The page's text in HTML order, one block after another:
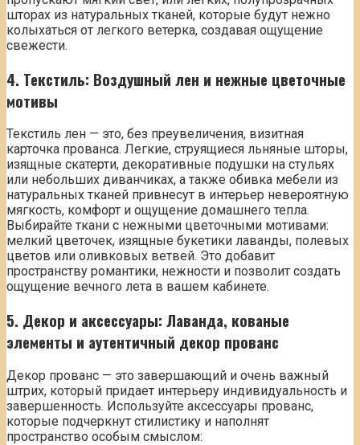
шторах из натуральных тканей, которые будут нежно
колыхаться от легкого ветерка, создавая ощущение
свежести.
4. Текстиль: Воздушный лен и нежные цветочные
мотивы
Текстиль лен — это, без преувеличения, визитная
карточка прованса. Легкие, струящиеся льняные шторы,
изящные скатерти, декоративные подушки на стульях
или небольших диванчиках, а также обивка мебели из
натуральных тканей привнесут в интерьер невероятную
мягкость, комфорт и ощущение домашнего тепла.
Выбирайте ткани с нежными цветочными мотивами:
мелкий цветочек, изящные букетики лаванды, полевых
цветов или оливковых ветвей. Это добавит
пространству романтики, нежности и позволит создать
ощущение вечного лета в вашем кабинете.
5. Декор и аксессуары: Лаванда, кованые
элементы и аутентичный декор прованс
Декор прованс — это завершающий и очень важный
штрих, который придает интерьеру индивидуальность и
завершенность. Используйте аксессуары прованс,
которые подчеркнут стилистику и наполнят
пространство особым смыслом: